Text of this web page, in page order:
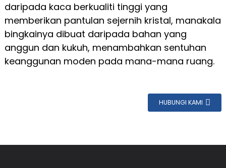
daripada kaca berkualiti tinggi yang
memberikan pantulan sejernih kristal, manakala
bingkainya dibuat daripada bahan yang
anggun dan kukuh, menambahkan sentuhan
keanggunan moden pada mana-mana ruang.
HUBUNGI KAMI